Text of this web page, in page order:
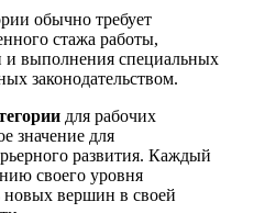
обычно требует
стажа работы,
и выполнения специальных
законодательством.
для рабочих
значение для
развития. Каждый
своего уровня
вершин в своей